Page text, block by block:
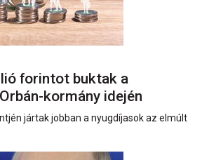
forintot buktak a
kormány idején
jártak jobban a nyugdíjasok az elmúlt